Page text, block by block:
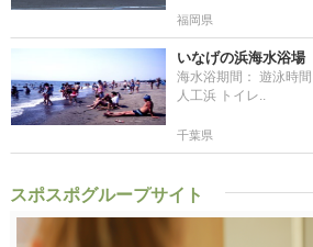
福岡県
いなげの浜海水浴場
海水浴期間： 遊泳時
人工浜 トイレ..
千葉県
スポスポグループサイト